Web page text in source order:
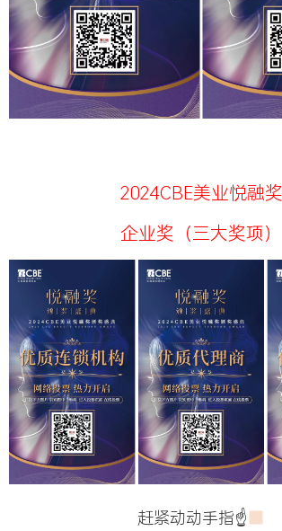
2024CBE美业悦融奖
企业奖（三大奖项）
赶紧动动手指☝